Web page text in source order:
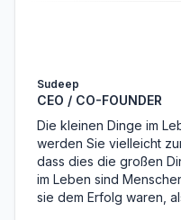
Sudeep
CEO / CO-FOUNDER
Die kleinen Dinge im
werden Sie vielleicht
dass dies die großen
im Leben sind
sie dem Erfolg waren,